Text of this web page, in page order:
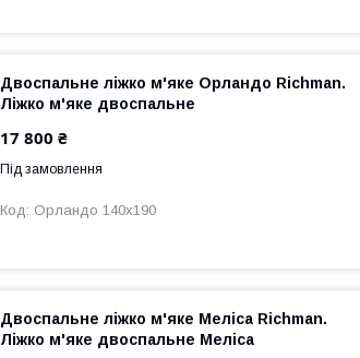
Двоспальне ліжко м'яке Орландо Richman.
Ліжко м'яке двоспальне
17 800 ₴
Під замовлення
Орландо 140х190
Двоспальне ліжко м'яке Меліса Richman.
Ліжко м'яке двоспальне Меліса